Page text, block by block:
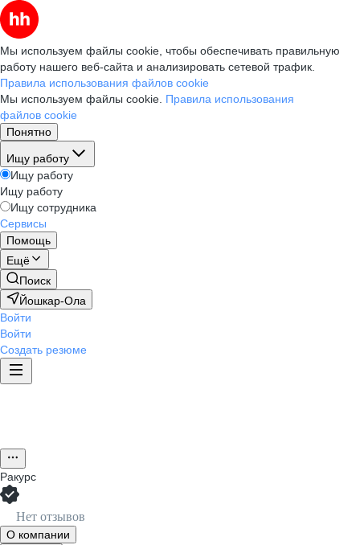
Мы используем файлы cookie, чтобы обеспечивать правильную
работу нашего веб-сайта и анализировать сетевой трафик.
Правила использования файлов cookie
Мы используем файлы cookie. Правила использования
файлов cookie
Понятно
Ищу работу
Ищу работу
Ищу работу
Ищу сотрудника
Сервисы
Помощь
Ещё
Поиск
Йошкар-Ола
Войти
Войти
Создать резюме
Ракурс
Нет отзывов
О компании